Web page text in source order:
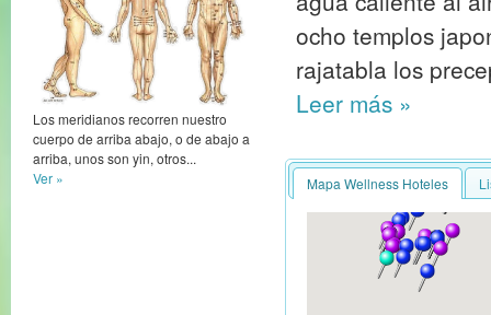
Los meridianos recorren nuestro
cuerpo de arriba abajo, o de abajo a
arriba, unos son yin, otros...
Ver »
ocho templos
rajatabla los
Leer más »
Mapa Wellness Hoteles